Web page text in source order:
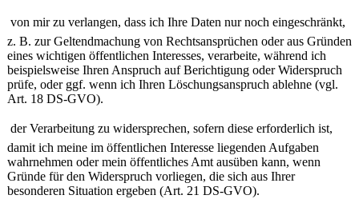
von mir zu verlangen, dass ich Ihre Daten nur noch eingeschränkt,
z. B. zur Geltendmachung von Rechtsansprüchen oder aus Gründen
eines wichtigen öffentlichen Interesses, verarbeite, während ich
beispielsweise Ihren Anspruch auf Berichtigung oder Widerspruch
prüfe, oder ggf. wenn ich Ihren Löschungsanspruch ablehne (vgl.
Art. 18 DS-GVO).
der Verarbeitung zu widersprechen, sofern diese erforderlich ist,
damit ich meine im öffentlichen Interesse liegenden Aufgaben
wahrnehmen oder mein öffentliches Amt ausüben kann, wenn
Gründe für den Widerspruch vorliegen, die sich aus Ihrer
besonderen Situation ergeben (Art. 21 DS-GVO).